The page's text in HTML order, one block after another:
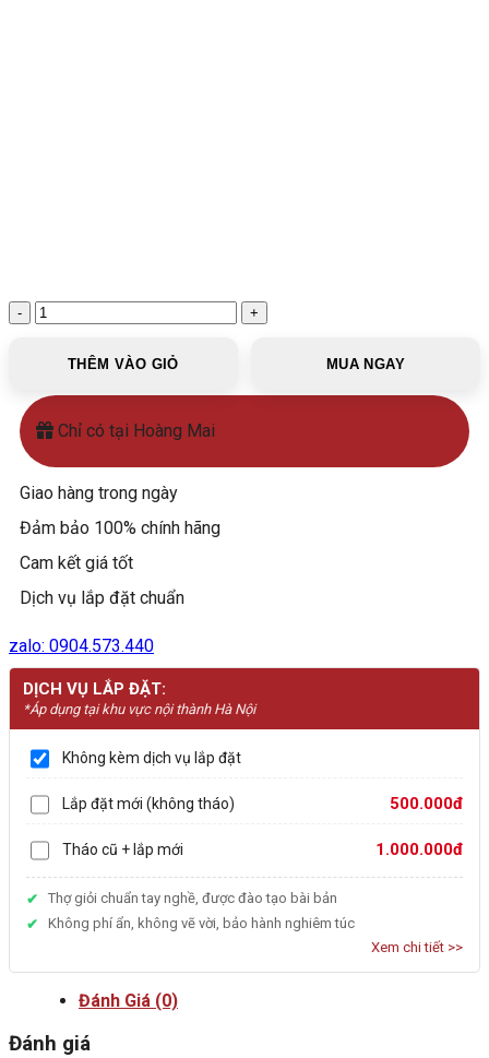
Vòi
tường
HM-
số
lượng
THÊM VÀO GIỎ MUA NGAY
Chỉ có tại Hoàng Mai
Giao hàng trong ngày
Đảm bảo 100% chính hãng
Cam kết giá tốt
Dịch vụ lắp đặt chuẩn
zalo: 0904.573.440
DỊCH VỤ LẮP ĐẶT:
*Áp dụng tại khu vực nội thành Hà Nội
Không kèm dịch vụ lắp đặt
Lắp đặt mới (không tháo) 500.000đ
Tháo cũ + lắp mới 1.000.000đ
Thợ giỏi chuẩn tay nghề, được đào tạo bài bản
Không phí ẩn, không vẽ vời, bảo hành nghiêm túc
Xem chi tiết >>
Đánh Giá (0)
Đánh giá